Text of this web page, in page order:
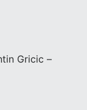
Gricic –